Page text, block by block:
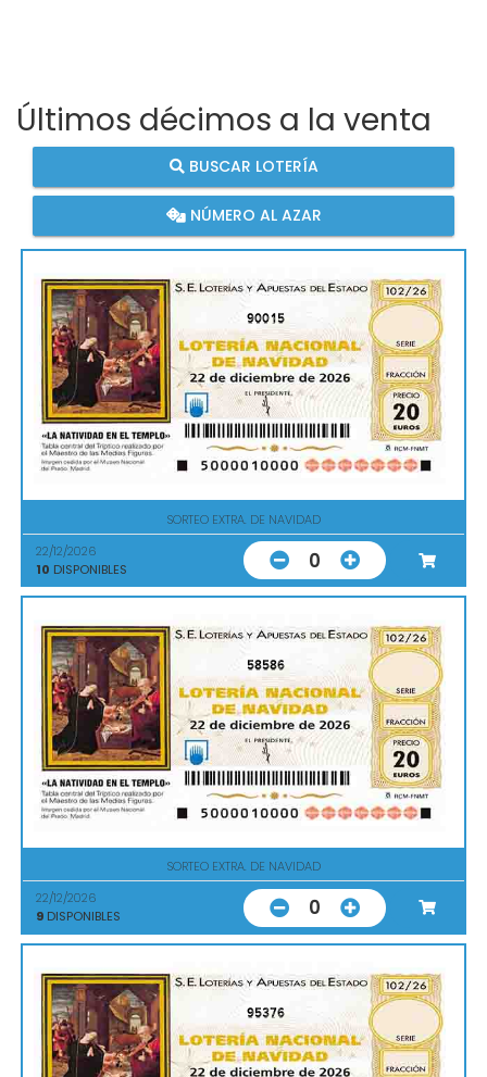
Últimos décimos a la venta
BUSCAR LOTERÍA
NÚMERO AL AZAR
90015
SORTEO EXTRA. DE NAVIDAD
22/12/2026
10 DISPONIBLES 0
58586
SORTEO EXTRA. DE NAVIDAD
22/12/2026
9 DISPONIBLES 0
95376